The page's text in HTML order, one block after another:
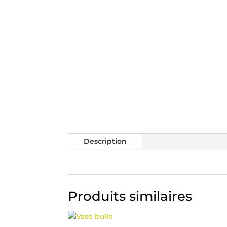
Description
Produits similaires